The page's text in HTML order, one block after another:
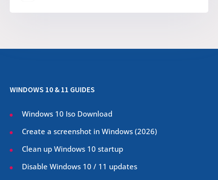
WINDOWS 10 & 11 GUIDES
Windows 10 Iso Download
Create a screenshot in Windows (2026)
Clean up Windows 10 startup
Disable Windows 10 / 11 updates